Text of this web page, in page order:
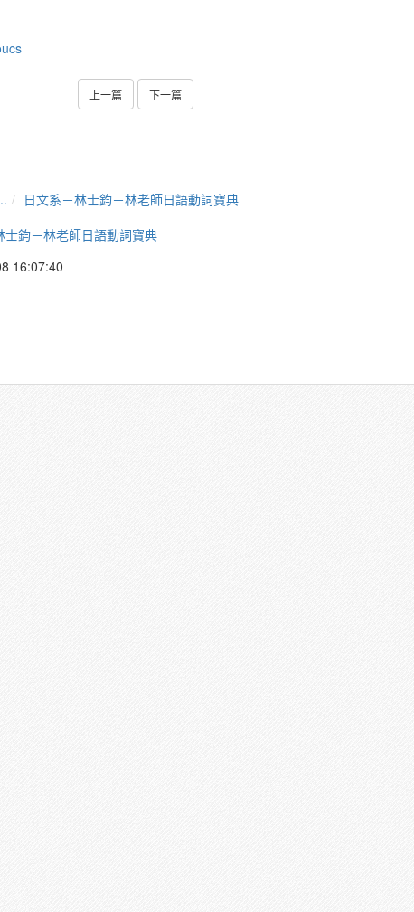
上一篇 下一篇
日文系－林士鈞－林老師日語動詞寶典
士鈞－林老師日語動詞寶典
16:07:40